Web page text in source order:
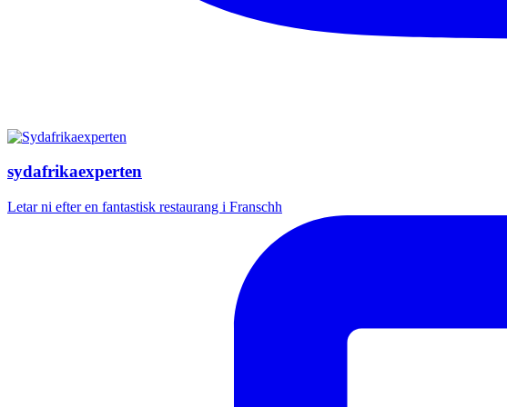
sydafrikaexperten
Letar ni efter en fantastisk restaurang i Franschh